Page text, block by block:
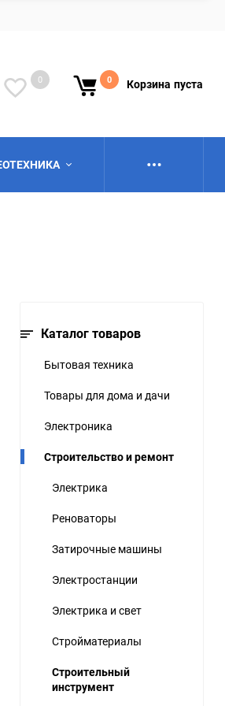
0 0 Корзина пуста
Каталог товаров
Бытовая техника
Товары для дома и дачи
Электроника
Строительство и ремонт
Электрика
Реноваторы
Затирочные машины
Электростанции
Электрика и свет
Стройматериалы
Строительный
инструмент